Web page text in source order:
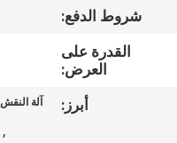
مراقبة
الجودة
شروط الدفع:
القدرة على
العرض:
أبرز:
,